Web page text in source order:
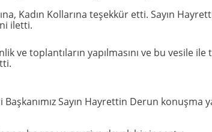
Kadın Kollarına teşekkür etti. Sayın
iletti.
ve toplantıların yapılmasını ve bu vesile
Başkanımız Sayın Hayrettin Derun konuşma